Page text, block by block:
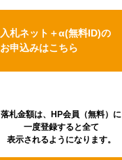
入札ネット＋α(無料ID)の
お申込みはこちら
落札金額は、HP会員（無料）に
一度登録すると全て
表示されるようになります。